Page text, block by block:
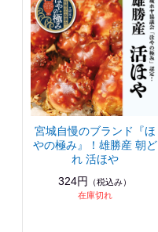
宮城自慢のブランド『ほ
やの極み』！雄勝産 朝ど
れ 活ほや
324円
（税込み）
在庫切れ